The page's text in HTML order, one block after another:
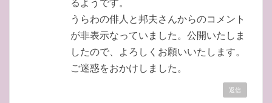
うらわの俳人と邦夫さんからのコメント
が非表示なっていました。公開いたしま
したので、よろしくお願いいたします。
ご迷惑をおかけしました。
返信